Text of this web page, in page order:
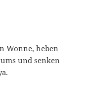
Wonne, heben
und senken